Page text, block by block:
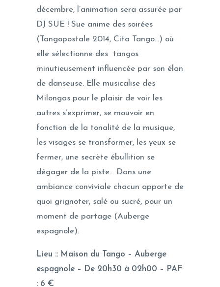
décembre, l’animation sera assurée par
DJ SUE ! Sue anime des soirées
(Tangopostale 2014, Cita Tango…) où
elle sélectionne des tangos
minutieusement influencée par son élan
de danseuse. Elle musicalise des
Milongas pour le plaisir de voir les
autres s’exprimer, se mouvoir en
fonction de la tonalité de la musique,
les visages se transformer, les yeux se
fermer, une secrète ébullition se
dégager de la piste… Dans une
ambiance conviviale chacun apporte de
quoi grignoter, salé ou sucré, pour un
moment de partage (Auberge
espagnole).
Lieu :: Maison du Tango – Auberge
espagnole – De 20h30 à 02h00 – PAF
: 6 €